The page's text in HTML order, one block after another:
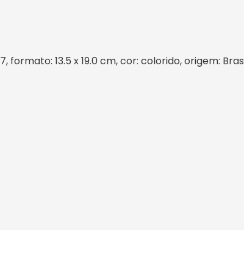
formato: 13.5 x 19.0 cm, cor: colorido, origem: